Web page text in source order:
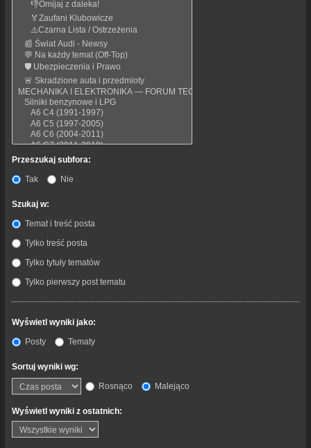
Przeszukaj subfora:
Tak
Nie
Szukaj w:
Temat i treść posta
Tylko treść posta
Tylko tytuły tematów
Tylko pierwszy post tematu
Wyświetl wyniki jako:
Posty
Tematy
Sortuj wyniki wg:
Rosnąco
Malejąco
Wyświetl wyniki z ostatnich: